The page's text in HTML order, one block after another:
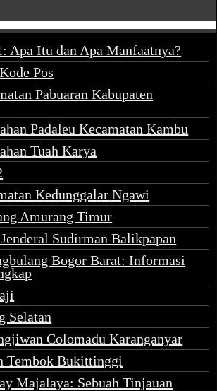
Apa Itu dan Apa Manfaatnya?
Pos
Pabuaran Kabupaten
Padaleu Kecamatan Kambu
Tuah Karya
Kedunggalar Ngawi
Amurang Timur
Sudirman Balikpapan
Bogor Barat: Informasi
Selatan
Colomadu Karanganyar
Tembok Bukittinggi
Majalaya: Sebuah Tinjauan